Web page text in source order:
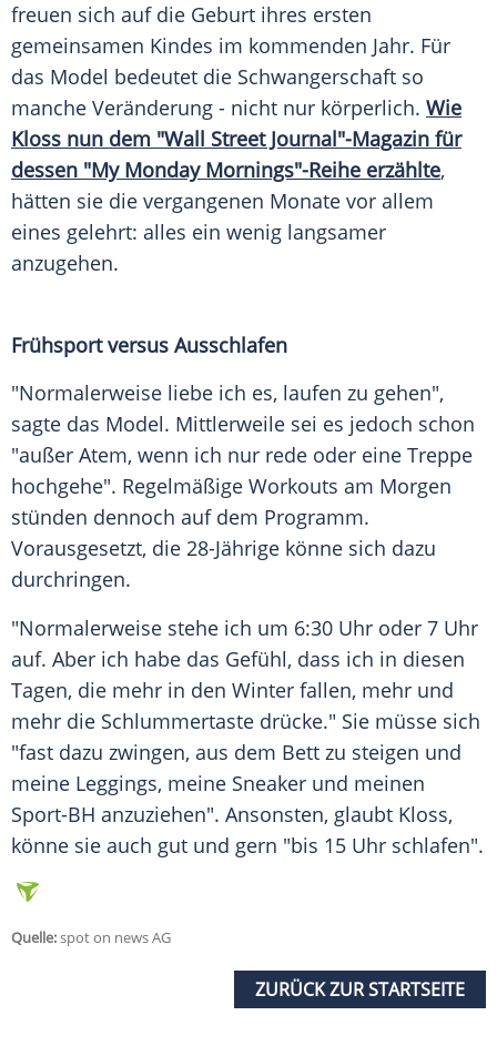
freuen sich auf die Geburt ihres ersten
gemeinsamen Kindes im kommenden Jahr. Für
das Model bedeutet die Schwangerschaft so
manche Veränderung - nicht nur körperlich. Wie
Kloss nun dem "Wall Street Journal"-Magazin für
dessen "My Monday Mornings"-Reihe erzählte,
hätten sie die vergangenen Monate vor allem
eines gelehrt: alles ein wenig langsamer
anzugehen.
Frühsport versus Ausschlafen
"Normalerweise liebe ich es, laufen zu gehen",
sagte das Model. Mittlerweile sei es jedoch schon
"außer Atem, wenn ich nur rede oder eine Treppe
hochgehe". Regelmäßige Workouts am Morgen
stünden dennoch auf dem Programm.
Vorausgesetzt, die 28-Jährige könne sich dazu
durchringen.
"Normalerweise stehe ich um 6:30 Uhr oder 7 Uhr
auf. Aber ich habe das Gefühl, dass ich in diesen
Tagen, die mehr in den Winter fallen, mehr und
mehr die Schlummertaste drücke." Sie müsse sich
"fast dazu zwingen, aus dem Bett zu steigen und
meine Leggings, meine Sneaker und meinen
Sport-BH anzuziehen". Ansonsten, glaubt Kloss,
könne sie auch gut und gern "bis 15 Uhr schlafen".
Quelle:spot on news AG
ZURÜCK ZUR STARTSEITE